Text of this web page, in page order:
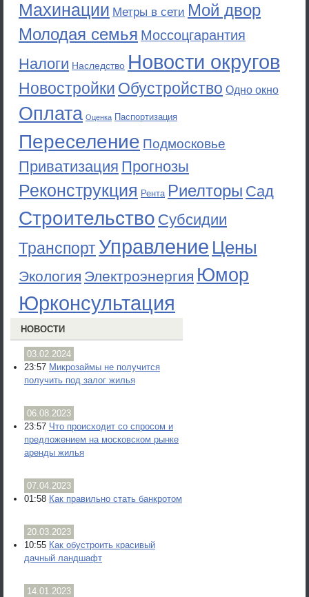
Махинации Метры в сети Мой двор
Молодая семья Моссоцгарантия
Налоги Наследство Новости округов
Новостройки Обустройство Одно окно
Оплата Оценка Паспортизация
Переселение Подмосковье
Приватизация Прогнозы
Реконструкция Рента Риелторы Сад
Строительство Субсидии
ТранспортУправление Цены
Экология Электроэнергия Юмор
Юрконсультация
НОВОСТИ
03.02.2024
23:57 Микрозаймы не получится
получить под залог жилья
06.08.2023
23:57 Что происходит со спросом и
предложением на московском рынке
аренды жилья
07.04.2023
01:58 Как правильно стать банкротом
20.03.2023
10:55 Как обустроить красивый
дачный ландшафт
14.01.2023